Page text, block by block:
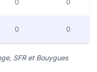
0 0
0 0
SFR et Bouygues